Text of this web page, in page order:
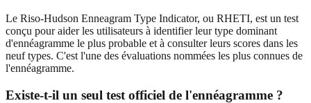
Le Riso-Hudson Enneagram Type Indicator, ou RHETI, est un test
conçu pour aider les utilisateurs à identifier leur type dominant
d'ennéagramme le plus probable et à consulter leurs scores dans les
neuf types. C'est l'une des évaluations nommées les plus connues de
l'ennéagramme.
Existe-t-il un seul test officiel de l'ennéagramme ?